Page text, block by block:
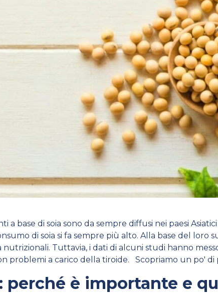
a base di soia sono da sempre diffusi nei paesi
di soia si fa sempre più alto. Alla base del
nutrizionali. Tuttavia, i dati di alcuni studi hanno
problemi a carico della tiroide. Scopriamo un po'
perché è importante e